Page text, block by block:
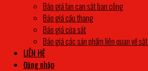
Báo giá lan can sắt ban công
Báo giá cầu thang
Báo giá cửa sắt
Báo giá các sản phẩm liên quan về sắt
LIÊN HỆ
Đăng nhập